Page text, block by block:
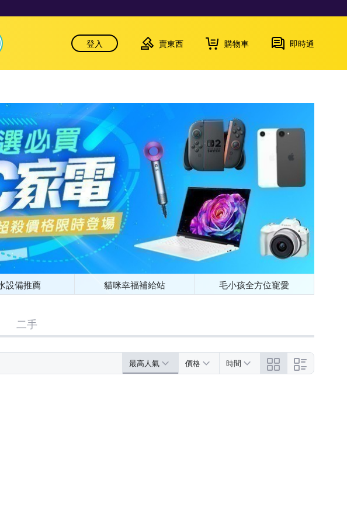
登入 賣東西 購物車 即時通
設備推薦 貓咪幸福補給站 毛小孩全方位寵愛
二手
最高人氣 價格 時間